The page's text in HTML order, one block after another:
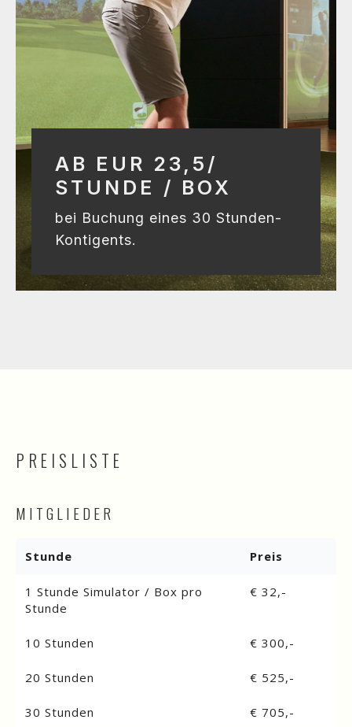
AB EUR 23,5/
STUNDE / BOX
bei Buchung eines 30 Stunden-
Kontigents.
PREISLISTE
MITGLIEDER
Stunde Preis
1 Stunde Simulator / Box pro
Stunde
€ 32,-
10 Stunden € 300,-
20 Stunden € 525,-
30 Stunden € 705,-